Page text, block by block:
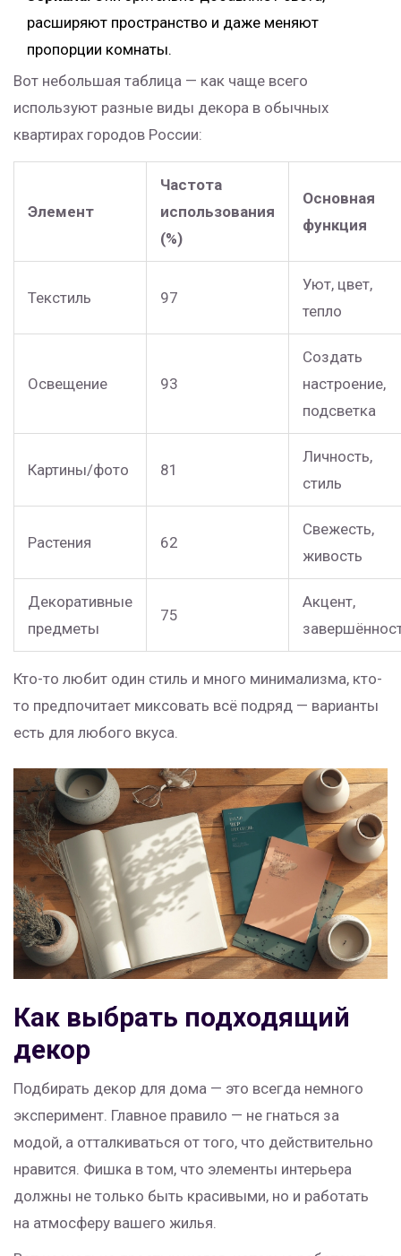
расширяют пространство и даже меняют
пропорции комнаты.
Вот небольшая таблица — как чаще всего
используют разные виды декора в обычных
квартирах городов России:
Элемент
Частота
использования
(%)
Основная
функция
Текстиль 97
Уют, цвет,
тепло
Освещение 93
Создать
настроение,
подсветка
Картины/фото 81
Личность,
стиль
Растения 62
Свежесть,
живость
Декоративные
предметы
75
Акцент,
Кто-то любит один стиль и много минимализма, кто-
то предпочитает миксовать всё подряд — варианты
есть для любого вкуса.
Как выбрать подходящий
декор
Подбирать декор для дома — это всегда немного
эксперимент. Главное правило — не гнаться за
модой, а отталкиваться от того, что действительно
нравится. Фишка в том, что элементы интерьера
должны не только быть красивыми, но и работать
на атмосферу вашего жилья.